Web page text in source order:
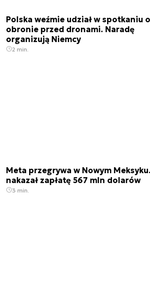
Polska weźmie udział w spotkaniu o
obronie przed dronami. Naradę
organizują Niemcy
2 min.
Meta przegrywa w Nowym
nakazał zapłatę 567 mln dolarów
3 min.